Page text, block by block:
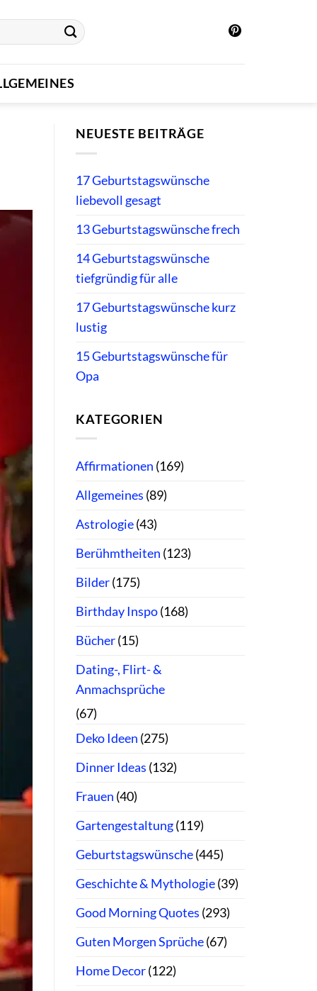
NEUESTE BEITRÄGE
17 Geburtstagswünsche
liebevoll gesagt
13 Geburtstagswünsche frech
14 Geburtstagswünsche
tiefgründig für alle
17 Geburtstagswünsche kurz
lustig
15 Geburtstagswünsche für
Opa
KATEGORIEN
Affirmationen (169)
Allgemeines (89)
Astrologie(43)
Berühmtheiten (123)
Bilder(175)
Birthday Inspo(168)
Bücher(15)
Dating-, Flirt- &
Anmachsprüche
(67)
Deko Ideen (275)
Dinner Ideas (132)
Frauen (40)
Gartengestaltung(119)
Geburtstagswünsche(445)
Geschichte & Mythologie(39)
Good Morning Quotes (293)
Guten Morgen Sprüche(67)
Home Decor(122)